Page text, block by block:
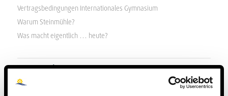
Vertragsbedingungen Internationales Gymnasium
Warum Steinmühle?
Was macht eigentlich … heute?
Kategorien